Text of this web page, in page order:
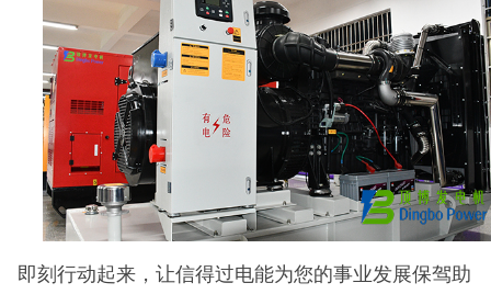
即刻行动起来，让信得过电能为您的事业发展保驾助